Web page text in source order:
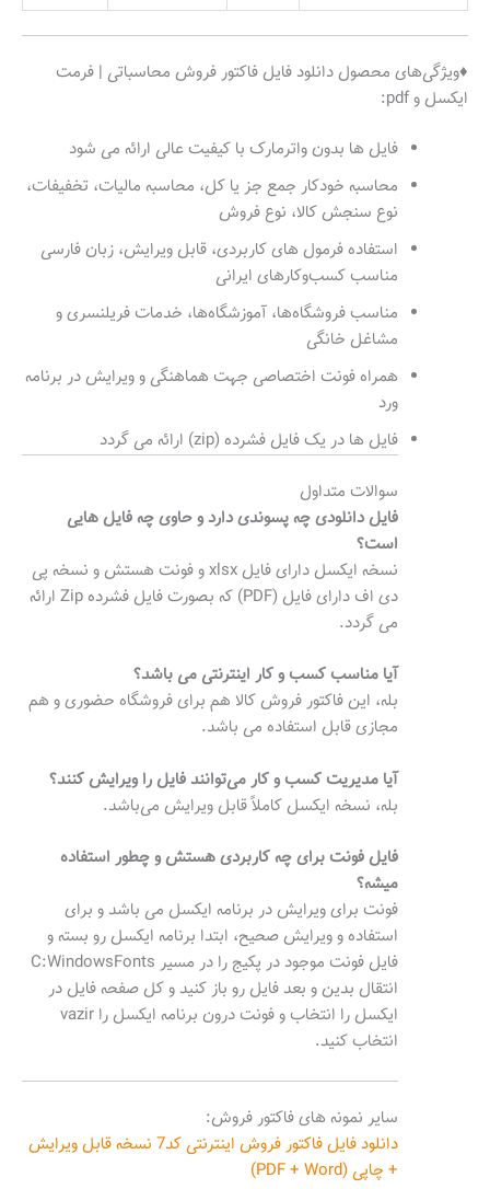
♦ویژگی‌های محصول دانلود فایل فاکتور فروش محاسباتی | فرمت
ایکسل و pdf:
فایل ها بدون واترمارک با کیفیت عالی ارائه می شود
محاسبه خودکار جمع جز یا کل، محاسبه مالیات، تخفیفات،
نوع سنجش کالا، نوع فروش
استفاده فرمول های کاربردی، قابل ویرایش، زبان فارسی
مناسب کسب‌وکارهای ایرانی
مناسب فروشگاه‌ها، آموزشگاه‌ها، خدمات فریلنسری و
مشاغل خانگی
همراه فونت اختصاصی جهت هماهنگی و ویرایش در برنامه
ورد
فایل ها در یک فایل فشرده (zip) ارائه می گردد
سوالات متداول
فایل دانلودی چه پسوندی دارد و حاوی چه فایل هایی
است؟
نسخه ایکسل دارای فایل xlsx و فونت هستش و نسخه پی
دی اف دارای فایل (PDF) که بصورت فایل فشرده Zip ارائه
می گردد.
آیا مناسب کسب و کار اینترنتی می باشد؟
بله، این فاکتور فروش کالا هم برای فروشگاه حضوری و هم
مجازی قابل استفاده می باشد.
آیا مدیریت کسب و کار می‌توانند فایل را ویرایش کنند؟
بله، نسخه ایکسل کاملاً قابل ویرایش می‌باشد.
فایل فونت برای چه کاربردی هستش و چطور استفاده
میشه؟
فونت برای ویرایش در برنامه ایکسل می باشد و برای
استفاده و ویرایش صحیح، ابتدا برنامه ایکسل رو بسته و
فایل فونت موجود در پکیج را در مسیر C:WindowsFonts
انتقال بدین و بعد فایل رو باز کنید و کل صفحه فایل در
ایکسل را انتخاب و فونت درون برنامه ایکسل را vazir
انتخاب کنید.
سایر نمونه های فاکتور فروش:
دانلود فایل فاکتور فروش اینترنتی کد7 نسخه قابل ویرایش
+ چاپی (PDF + Word)